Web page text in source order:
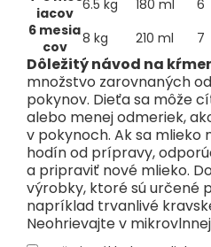
iacov 6.5 kg 180 ml 6
6 mesia
cov
8 kg 210 ml 7
Dôležitý návod na
množstvo zarovnaných
pokynov. Dieťa sa môže
alebo menej odmeriek,
v pokynoch. Ak sa
hodín od prípravy,
a pripraviť nové mlieko.
výrobky, ktoré sú určené
napríklad trvanlivé
Neohrievajte v